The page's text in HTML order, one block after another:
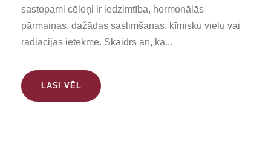
sastopami cēloņi ir iedzimtība, hormonālās
pārmaiņas, dažādas saslimšanas, ķīmisku vielu vai
radiācijas ietekme. Skaidrs arī, ka...
LASI VĒL